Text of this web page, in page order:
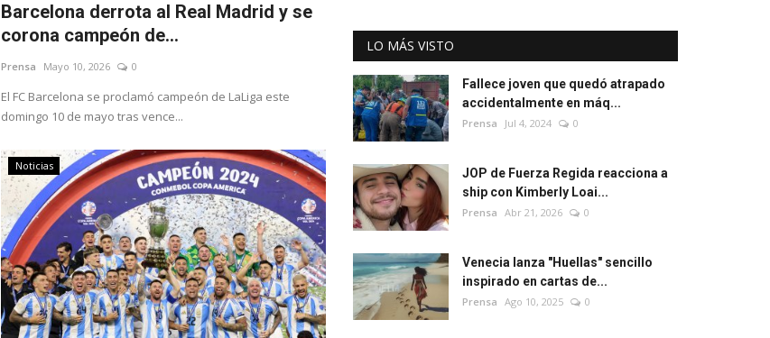
Barcelona derrota al Real Madrid y se
corona campeón de...
Prensa Mayo 10, 2026 0
El FC Barcelona se proclamó campeón de LaLiga este
domingo 10 de mayo tras vence...
Noticias
LO MÁS VISTO
Fallece joven que quedó atrapado
accidentalmente en máq...
Prensa Jul 4, 2024 0
JOP de Fuerza Regida reacciona a
ship con Kimberly Loai...
Prensa Abr 21, 2026 0
Venecia lanza "Huellas" sencillo
inspirado en cartas de...
Prensa Ago 10, 2025 0